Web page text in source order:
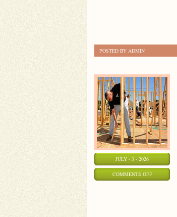
POSTED BY ADMIN
JULY - 3 - 2026
COMMENTS OFFON